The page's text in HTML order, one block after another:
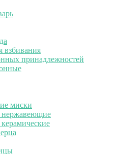
взбивания
принадлежностей
миски